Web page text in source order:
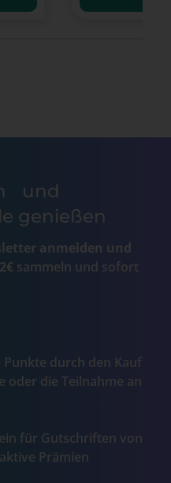
und
genießen
anmelden und
sammeln und sofort
durch den Kauf
oder die Teilnahme an
für Gutschriften von
Prämien